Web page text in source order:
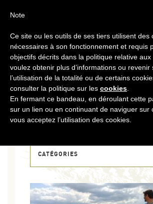
CATÉGORIES
Note
Ce site ou les outils de ses tiers utilisent des
nécessaires à son fonctionnement et requis
objectifs décrits dans la politique relative
voulez obtenir plus d’informations ou
l’utilisation de la totalité ou de certains
consulter la politique sur les cookies
En fermant ce bandeau, en déroulant cette
sur un lien ou en continuant de naviguer sur
vous acceptez l’utilisation des cookies.